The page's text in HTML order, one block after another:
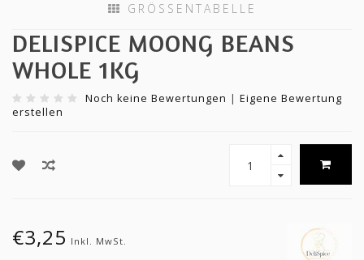
GRÖSSENTABELLE
DELISPICE MOONG BEANS
WHOLE 1KG
Noch keine Bewertungen | Eigene Bewertung
erstellen
€3,25 Inkl. MwSt.